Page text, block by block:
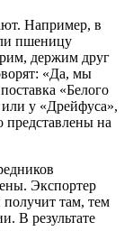
Например, в
пшеницу
держим друг
«Да, мы
«Белого
у «Дрейфуса»,
на
Экспортер
там, тем
В результате